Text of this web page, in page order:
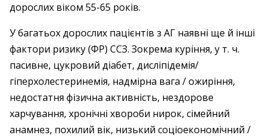
дорослих віком 55-65 років.
У багатьох дорослих пацієнтів з АГ наявні ще й інші
фактори ризику (ФР) ССЗ. Зокрема куріння, у т. ч.
пасивне, цукровий діабет, дисліпідемія/
гіперхолестеринемія, надмірна вага / ожиріння,
недостатня фізична активність, нездорове
харчування, хронічні хвороби нирок, сімейний
анамнез, похилий вік, низький соціоекономічний /